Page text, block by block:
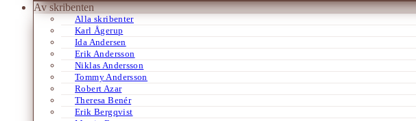
Av skribenten
Alla skribenter
Karl Ågerup
Ida Andersen
Erik Andersson
Niklas Andersson
Tommy Andersson
Robert Azar
Theresa Benér
Erik Bergqvist